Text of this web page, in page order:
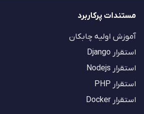
مستندات پرکاربرد
آموزش اولیه چابکان
استقرار Django
استقرار Nodejs
استقرار PHP
استقرار Docker